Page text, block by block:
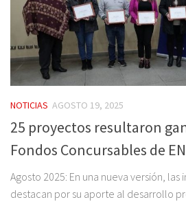
NOTICIAS AGOSTO 19, 2025
25 proyectos resultaron
Fondos Concursables de
Agosto 2025: En una nueva versión,
destacan por su aporte al desarrollo